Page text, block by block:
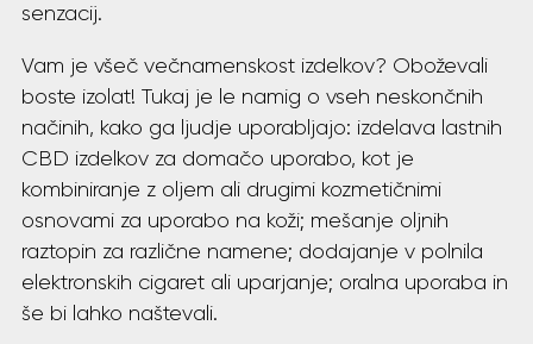
senzacij.
Vam je všeč večnamenskost izdelkov? Oboževali
boste izolat! Tukaj je le namig o vseh neskončnih
načinih, kako ga ljudje uporabljajo: izdelava lastnih
CBD izdelkov za domačo uporabo, kot je
kombiniranje z oljem ali drugimi kozmetičnimi
osnovami za uporabo na koži; mešanje oljnih
raztopin za različne namene; dodajanje v polnila
elektronskih cigaret ali uparjanje; oralna uporaba in
še bi lahko naštevali.